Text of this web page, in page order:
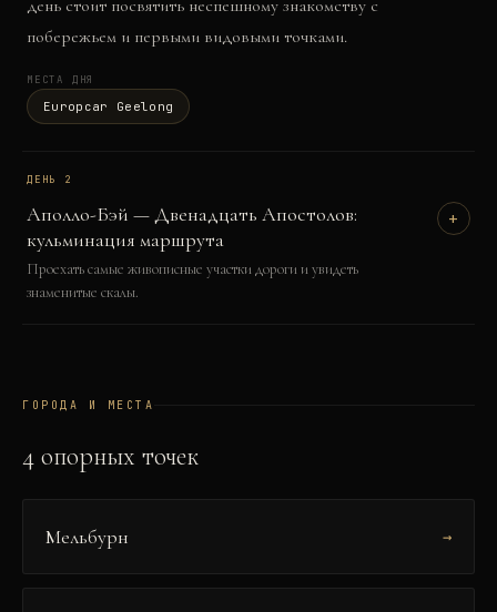
день стоит посвятить неспешному знакомству с
побережьем и первыми видовыми точками.
МЕСТА ДНЯ
Europcar Geelong
ДЕНЬ 2
Аполло-Бэй — Двенадцать Апостолов:
кульминация маршрута
Проехать самые живописные участки дороги и увидеть
знаменитые скалы.
+
ГОРОДА И МЕСТА
4 опорных точек
Мельбурн →